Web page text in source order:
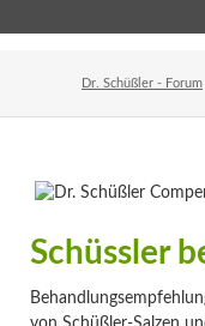
Dr. Schüßler - Forum
Schüssler